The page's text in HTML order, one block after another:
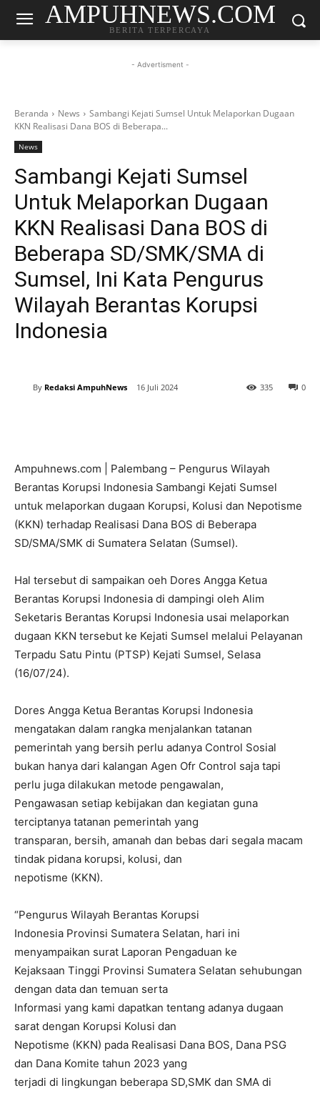
AMPUHNEWS.COM
BERITA TERPERCAYA
- Advertisment -
Beranda News
Sambangi Kejati Sumsel Untuk Melaporkan Dugaan
KKN Realisasi Dana BOS di Beberapa...
News
Sambangi Kejati Sumsel
Untuk Melaporkan Dugaan
KKN Realisasi Dana BOS di
Beberapa SD/SMK/SMA di
Sumsel, Ini Kata Pengurus
Wilayah Berantas Korupsi
Indonesia
By Redaksi AmpuhNews 16 Juli 2024 0
335
Ampuhnews.com | Palembang – Pengurus Wilayah
Berantas Korupsi Indonesia Sambangi Kejati Sumsel
untuk melaporkan dugaan Korupsi, Kolusi dan Nepotisme
(KKN) terhadap Realisasi Dana BOS di Beberapa
SD/SMA/SMK di Sumatera Selatan (Sumsel).
Hal tersebut di sampaikan oeh Dores Angga Ketua
Berantas Korupsi Indonesia di dampingi oleh Alim
Seketaris Berantas Korupsi Indonesia usai melaporkan
dugaan KKN tersebut ke Kejati Sumsel melalui Pelayanan
Terpadu Satu Pintu (PTSP) Kejati Sumsel, Selasa
(16/07/24).
Dores Angga Ketua Berantas Korupsi Indonesia
mengatakan dalam rangka menjalankan tatanan
pemerintah yang bersih perlu adanya Control Sosial
bukan hanya dari kalangan Agen Ofr Control saja tapi
perlu juga dilakukan metode pengawalan,
Pengawasan setiap kebijakan dan kegiatan guna
terciptanya tatanan pemerintah yang
transparan, bersih, amanah dan bebas dari segala macam
tindak pidana korupsi, kolusi, dan
nepotisme (KKN).
“Pengurus Wilayah Berantas Korupsi
Indonesia Provinsi Sumatera Selatan, hari ini
menyampaikan surat Laporan Pengaduan ke
Kejaksaan Tinggi Provinsi Sumatera Selatan sehubungan
dengan data dan temuan serta
Informasi yang kami dapatkan tentang adanya dugaan
sarat dengan Korupsi Kolusi dan
Nepotisme (KKN) pada Realisasi Dana BOS, Dana PSG
dan Dana Komite tahun 2023 yang
terjadi di lingkungan beberapa SD,SMK dan SMA di